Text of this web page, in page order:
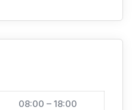
08:00 – 18:00